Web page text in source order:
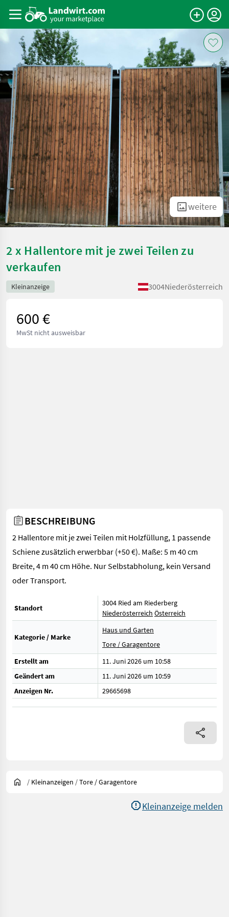
weitere
2 x Hallentore mit je zwei Teilen zu
verkaufen
Kleinanzeige 3004Niederösterreich
600 €
MwSt nicht ausweisbar
BESCHREIBUNG
2 Hallentore mit je zwei Teilen mit Holzfüllung, 1 passende
Schiene zusätzlich erwerbbar (+50 €). Maße: 5 m 40 cm
Breite, 4 m 40 cm Höhe. Nur Selbstabholung, kein Versand
oder Transport.
Standort
3004 Ried am Riederberg
Niederösterreich Österreich
Kategorie / Marke
Haus und Garten
Tore / Garagentore
Erstellt am
11. Juni 2026 um 10:58
Geändert am
11. Juni 2026 um 10:59
Anzeigen Nr.
29665698
/ Kleinanzeigen /Tore / Garagentore
Kleinanzeige melden